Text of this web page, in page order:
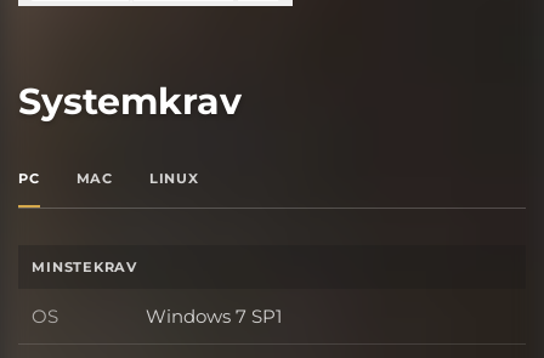
Systemkrav
PC MAC LINUX
MINSTEKRAV
OS OS
Windows 7 SP1